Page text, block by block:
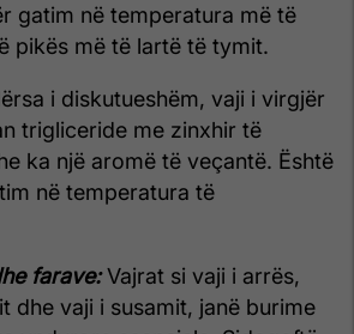
gatim në temperatura më të
pikës më të lartë të tymit.
i diskutueshëm, vaji i virgjër
trigliceride me zinxhir të
ka një aromë të veçantë. Është
në temperatura të
farave: Vajrat si vaji i arrës,
dhe vaji i susamit, janë burime